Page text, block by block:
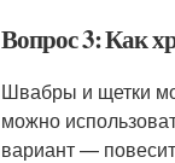
Вопрос 3: Как
Швабры и щетки
можно
вариант —